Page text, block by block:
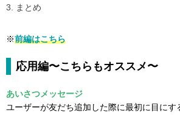
3. まとめ
※前編はこちら
応用編〜こちらもオススメ〜
あいさつメッセージ
ユーザーが友だち追加した際に最初に目にす